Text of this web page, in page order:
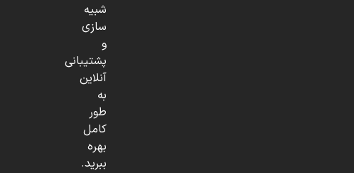
شبیه
سازی
و
پشتیبانی
آنلاین
به
طور
کامل
بهره
ببرید.